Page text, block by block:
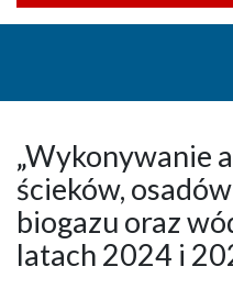
„Wykonywanie
ścieków,
biogazu oraz
latach 2024 i